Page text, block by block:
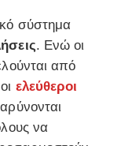
σύστημα
. Ενώ οι
από
ελεύθεροι
να